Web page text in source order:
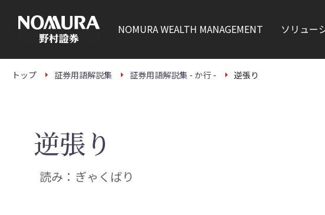
本
NOMURAWEALTH MANAGEMENT ソリュー
トップ 証券用語解説集 証券用語解説集 - か行 - 逆張り
逆張り
読み：ぎゃくばり